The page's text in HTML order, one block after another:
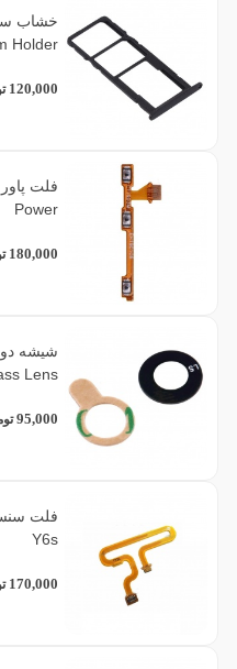
Holder
120,000
Power
180,000
Lens
95,000
Y6s
170,000